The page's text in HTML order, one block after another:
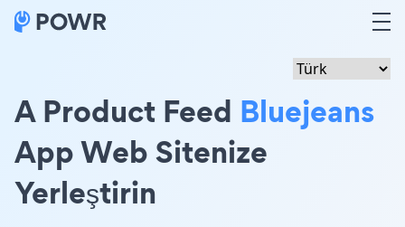
A Product Feed Bluejeans
App Web Sitenize
Yerleştirin